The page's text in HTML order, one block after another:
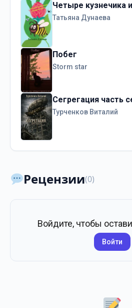
Четыре кузнечика
Татьяна Дунаева
Побег
Storm star
Сегрегация часть
Турченков Виталий
Рецензии(0)
Войдите, чтобы
Войти